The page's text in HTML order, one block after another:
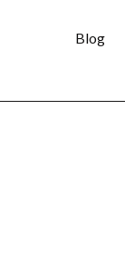
Blog